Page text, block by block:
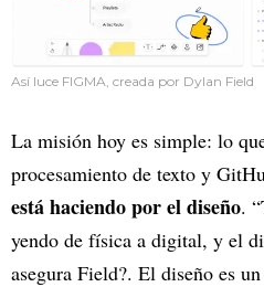
Así luce FIGMA, creada por Dylan Field
La misión hoy es simple: lo
procesamiento de texto y
está haciendo por el diseño.
yendo de física a digital, y el
asegura Field?. El diseño es